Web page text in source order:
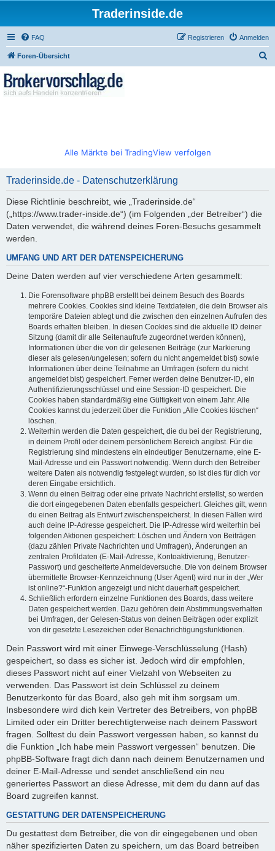
Traderinside.de
FAQ Anmelden
Registrieren
Foren-Übersicht
Alle Märkte bei TradingView verfolgen
Traderinside.de - Datenschutzerklärung
Diese Richtlinie beschreibt, wie „Traderinside.de“
(„https://www.trader-inside.de“) (im Folgenden „der Betreiber“) die
Daten verwendet, die während deines Foren-Besuchs gesammelt
werden.
UMFANG UND ART DER DATENSPEICHERUNG
Deine Daten werden auf vier verschiedene Arten gesammelt:
Die Forensoftware phpBB erstellt bei deinem Besuch des Boards
mehrere Cookies. Cookies sind kleine Textdateien, die dein Browser als
temporäre Dateien ablegt und die zwischen den einzelnen Aufrufen des
Boards erhalten bleiben. In diesen Cookies sind die aktuelle ID deiner
Sitzung (damit dir alle Seitenaufrufe zugeordnet werden können),
Informationen über die von dir gelesenen Beiträge (zur Markierung
dieser als gelesen/ungelesen; sofern du nicht angemeldet bist) sowie
Informationen über deine Teilnahme an Umfragen (sofern du nicht
angemeldet bist) gespeichert. Ferner werden deine Benutzer-ID, ein
Authentifizierungsschlüssel und eine Session-ID gespeichert. Die
Cookies haben standardmäßig eine Gültigkeit von einem Jahr. Alle
Cookies kannst du jederzeit über die Funktion „Alle Cookies löschen“
löschen.
Weiterhin werden die Daten gespeichert, die du bei der Registrierung,
in deinem Profil oder deinem persönlichem Bereich angibst. Für die
Registrierung sind mindestens ein eindeutiger Benutzername, eine E-
Mail-Adresse und ein Passwort notwendig. Wenn durch den Betreiber
weitere Daten als notwendig festgelegt wurden, so ist dies für dich vor
deren Eingabe ersichtlich.
Wenn du einen Beitrag oder eine private Nachricht erstellst, so werden
die dort eingegebenen Daten ebenfalls gespeichert. Gleiches gilt, wenn
du einen Beitrag als Entwurf zwischenspeicherst. In diesen Fällen wird
auch deine IP-Adresse gespeichert. Die IP-Adresse wird weiterhin bei
folgenden Aktionen gespeichert: Löschen und Ändern von Beiträgen
(dazu zählen Private Nachrichten und Umfragen), Änderungen an
zentralen Profildaten (E-Mail-Adresse, Kontoaktivierung, Benutzer-
Passwort) und gescheiterte Anmeldeversuche. Die von deinem Browser
übermittelte Browser-Kennzeichnung (User Agent) wird nur in der „Wer
ist online?“-Funktion angezeigt und nicht dauerhaft gespeichert.
Schließlich erfordern einzelne Funktionen des Boards, dass weitere
Daten gespeichert werden. Dazu gehören dein Abstimmungsverhalten
bei Umfragen, der Gelesen-Status von deinen Beiträgen oder explizit
von dir gesetzte Lesezeichen oder Benachrichtigungsfunktionen.
Dein Passwort wird mit einer Einwege-Verschlüsselung (Hash)
gespeichert, so dass es sicher ist. Jedoch wird dir empfohlen,
dieses Passwort nicht auf einer Vielzahl von Webseiten zu
verwenden. Das Passwort ist dein Schlüssel zu deinem
Benutzerkonto für das Board, also geh mit ihm sorgsam um.
Insbesondere wird dich kein Vertreter des Betreibers, von phpBB
Limited oder ein Dritter berechtigterweise nach deinem Passwort
fragen. Solltest du dein Passwort vergessen haben, so kannst du
die Funktion „Ich habe mein Passwort vergessen“ benutzen. Die
phpBB-Software fragt dich dann nach deinem Benutzernamen und
deiner E-Mail-Adresse und sendet anschließend ein neu
generiertes Passwort an diese Adresse, mit dem du dann auf das
Board zugreifen kannst.
GESTATTUNG DER DATENSPEICHERUNG
Du gestattest dem Betreiber, die von dir eingegebenen und oben
näher spezifizierten Daten zu speichern, um das Board betreiben